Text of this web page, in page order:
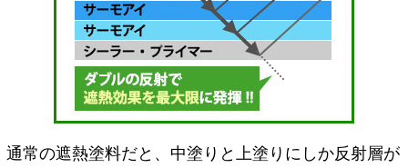
通常の遮熱塗料だと、中塗りと上塗りにしか反射層が